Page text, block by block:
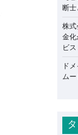
断
株
金
ビ
ド
ム